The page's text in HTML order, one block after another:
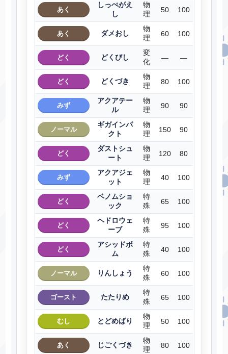
あく
しっぺがえ
し
物
理
50 100
あく ダメおし
物
理
60 100
どく どくびし
変
化
― ―
どく どくづき
物
理
80 100
みず
アクアテー
ル
物
理
90 90
ノーマル
ギガインパ
クト
物
理
150 90
どく
ダストシュ
ート
物
理
120 80
みず
アクアジェ
ット
物
理
40 100
どく
ベノムショ
ック
特
殊
65 100
どく
ヘドロウェ
ーブ
特
殊
95 100
どく
アシッドボ
ム
特
殊
40 100
ノーマル りんしょう
特
殊
60 100
ゴースト たたりめ
特
殊
65 100
むし とどめばり
物
理
50 100
あく じごくづき
物
理
80 100